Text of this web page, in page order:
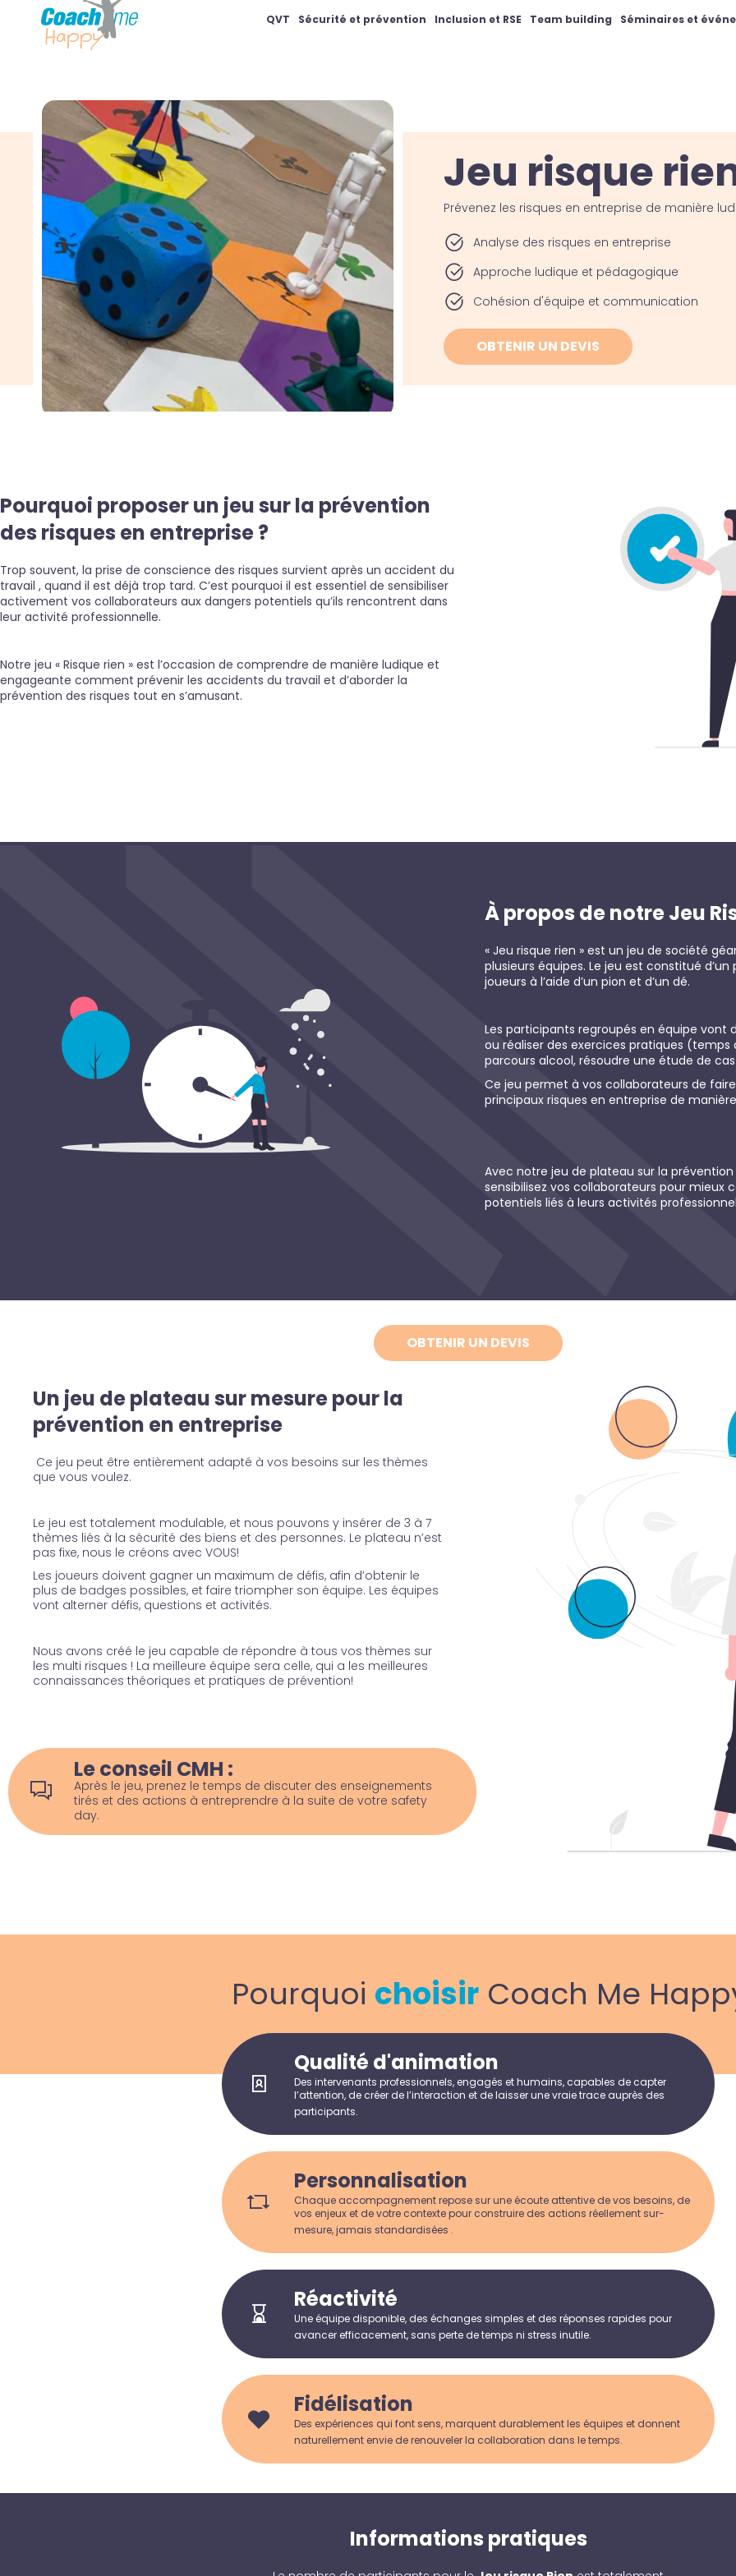
QVT Sécurité et prévention Inclusion et RSE Team building Séminaires et
Jeu risque
Prévenez les risques en entreprise de manière
Analyse des risques en entreprise
Approche ludique et pédagogique
Cohésion d'équipe et communication
OBTENIR UN DEVIS
Pourquoi proposer un jeu sur la prévention
des risques en entreprise ?
Trop souvent, la prise de conscience des risques survient après un accident du
travail , quand il est déjà trop tard. C’est pourquoi il est essentiel de sensibiliser
activement vos collaborateurs aux dangers potentiels qu’ils rencontrent dans
leur activité professionnelle.
Notre jeu « Risque rien » est l’occasion de comprendre de manière ludique et
engageante comment prévenir les accidents du travail et d’aborder la
prévention des risques tout en s’amusant.
À propos de notre Jeu
« Jeu risque rien » est un jeu de société
plusieurs équipes. Le jeu est constitué
joueurs à l’aide d’un pion et d’un dé.
Les participants regroupés en équipe vont
ou réaliser des exercices pratiques
parcours alcool, résoudre une étude de
Ce jeu permet à vos collaborateurs de
principaux risques en entreprise de
Avec notre jeu de plateau sur la
sensibilisez vos collaborateurs pour mieux
potentiels liés à leurs activités
OBTENIR UN DEVIS
Un jeu de plateau sur mesure pour la
prévention en entreprise
Ce jeu peut être entièrement adapté à vos besoins sur les thèmes
que vous voulez.
Le jeu est totalement modulable, et nous pouvons y insérer de 3 à 7
thèmes liés à la sécurité des biens et des personnes. Le plateau n’est
pas fixe, nous le créons avec VOUS!
Les joueurs doivent gagner un maximum de défis, afin d’obtenir le
plus de badges possibles, et faire triompher son équipe. Les équipes
vont alterner défis, questions et activités.
Nous avons créé le jeu capable de répondre à tous vos thèmes sur
les multi risques ! La meilleure équipe sera celle, qui a les meilleures
connaissances théoriques et pratiques de prévention!
Le conseil CMH :
Après le jeu, prenez le temps de discuter des enseignements
tirés et des actions à entreprendre à la suite de votre safety
day.
Pourquoi choisirCoach Me
Qualité d'animation
Des intervenants professionnels, engagés et humains, capables de capter
l’attention, de créer de l’interaction et de laisser une vraie trace auprès des
participants.
Personnalisation
Chaque accompagnement repose sur une écoute attentive de vos besoins, de
vos enjeux et de votre contexte pour construire des actions réellement sur-
mesure, jamais standardisées .
Réactivité
Une équipe disponible, des échanges simples et des réponses rapides pour
avancer efficacement, sans perte de temps ni stress inutile.
Fidélisation
Des expériences qui font sens, marquent durablement les équipes et donnent
naturellement envie de renouveler la collaboration dans le temps.
Informations pratiques